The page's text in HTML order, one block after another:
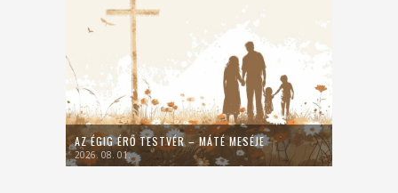
AZ ÉGIG ÉRŐ TESTVÉR – MÁTÉ MESÉJE
2026. 08. 01.